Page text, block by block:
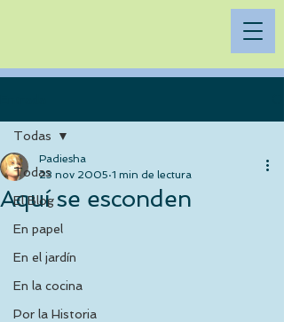
Todas
El Blog
En papel
En el jardín
En la cocina
Por la Historia
Todas
Aquí se esconden
Padiesha
23 nov 2005 1 min de lectura